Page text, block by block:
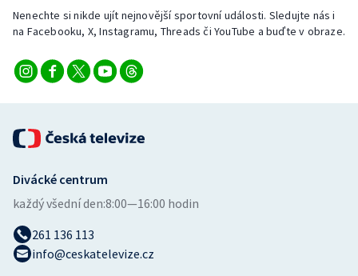
Veslování
Volejbal
Nenechte si nikde ujít nejnovější sportovní události. Sledujte nás i
na Facebooku, X, Instagramu, Threads či YouTube a buďte v obraze.
Divácké centrum
každý všední den:8:00—16:00 hodin
261 136 113
info@ceskatelevize.cz